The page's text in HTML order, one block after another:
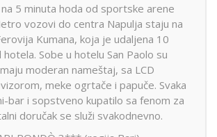
5 minuta hoda od sportske arene
vozovi do centra Napulja staju na
Kumana, koja je udaljena 10
Sobe u hotelu San Paolo su
moderan nameštaj, sa LCD
meke ogrtače i papuče. Svaka
bar i sopstveno kupatilo sa fenom za
doručak se služi svakodnevno.